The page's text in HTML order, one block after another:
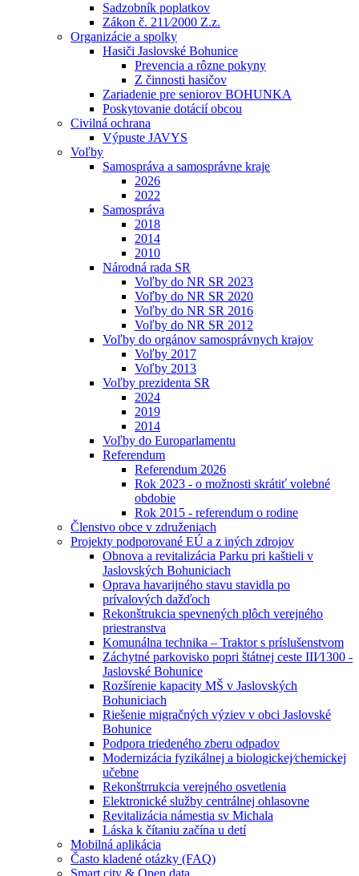
Sadzobník poplatkov
Zákon č. 211⁄2000 Z.z.
Organizácie a spolky
Hasiči Jaslovské Bohunice
Prevencia a rôzne pokyny
Z činnosti hasičov
Zariadenie pre seniorov BOHUNKA
Poskytovanie dotácií obcou
Civilná ochrana
Výpuste JAVYS
Voľby
Samospráva a samosprávne kraje
2026
2022
Samospráva
2018
2014
2010
Národná rada SR
Voľby do NR SR 2023
Voľby do NR SR 2020
Voľby do NR SR 2016
Voľby do NR SR 2012
Voľby do orgánov samosprávnych krajov
Voľby 2017
Voľby 2013
Voľby prezidenta SR
2024
2019
2014
Voľby do Europarlamentu
Referendum
Referendum 2026
Rok 2023 - o možnosti skrátiť volebné
obdobie
Rok 2015 - referendum o rodine
Členstvo obce v združeniach
Projekty podporované EÚ a z iných zdrojov
Obnova a revitalizácia Parku pri kaštieli v
Jaslovských Bohuniciach
Oprava havarijného stavu stavidla po
prívalových dažďoch
Rekonštrukcia spevnených plôch verejného
priestranstva
Komunálna technika – Traktor s príslušenstvom
Záchytné parkovisko popri štátnej ceste III⁄1300 -
Jaslovské Bohunice
Rozšírenie kapacity MŠ v Jaslovských
Bohuniciach
Riešenie migračných výziev v obci Jaslovské
Bohunice
Podpora triedeného zberu odpadov
Modernizácia fyzikálnej a biologickej⁄chemickej
učebne
Rekonštrrukcia verejného osvetlenia
Elektronické služby centrálnej ohlasovne
Revitalizácia námestia sv Michala
Láska k čítaniu začína u detí
Mobilná aplikácia
Často kladené otázky (FAQ)
Smart city & Open data